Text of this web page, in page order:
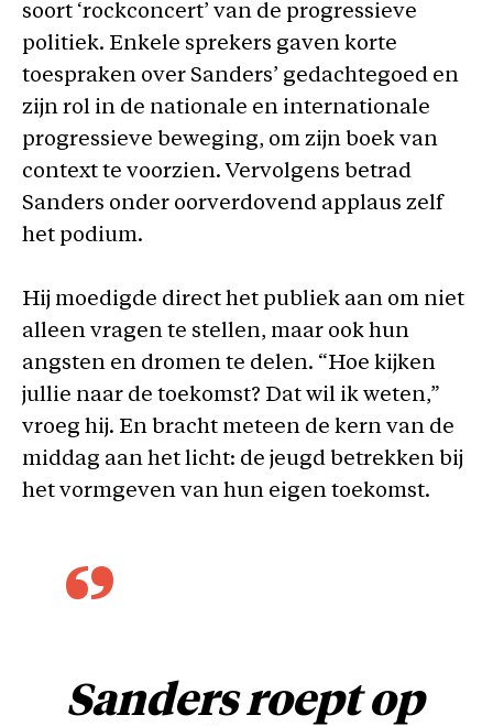
soort ‘rockconcert’ van de progressieve
politiek. Enkele sprekers gaven korte
toespraken over Sanders’ gedachtegoed en
zijn rol in de nationale en internationale
progressieve beweging, om zijn boek van
context te voorzien. Vervolgens betrad
Sanders onder oorverdovend applaus zelf
het podium.
Hij moedigde direct het publiek aan om niet
alleen vragen te stellen, maar ook hun
angsten en dromen te delen. “Hoe kijken
jullie naar de toekomst? Dat wil ik weten,”
vroeg hij. En bracht meteen de kern van de
middag aan het licht: de jeugd betrekken bij
het vormgeven van hun eigen toekomst.
Sanders roept op